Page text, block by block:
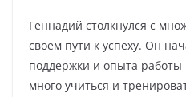
Геннадий столкнулся с
своем пути к успеху. Он
поддержки и опыта
много учиться и